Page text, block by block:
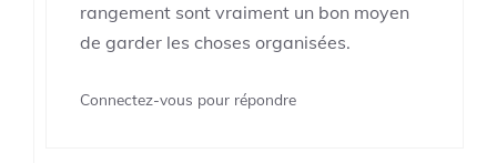
rangement sont vraiment un bon moyen
de garder les choses organisées.
Connectez-vous pour répondre